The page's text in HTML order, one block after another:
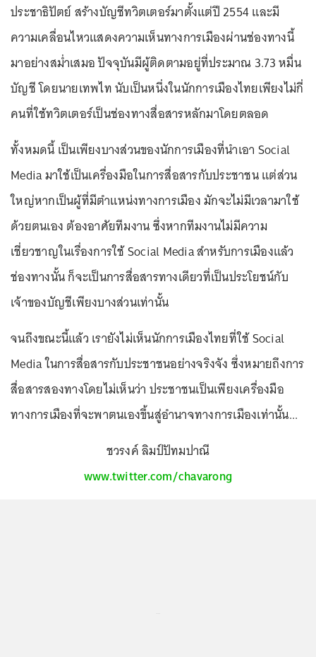
ประชาธิปัตย์ สร้างบัญชีทวิตเตอร์มาตั้งแต่ปี 2554 และมี
ความเคลื่อนไหวแสดงความเห็นทางการเมืองผ่านช่องทางนี้
มาอย่างสม่ำเสมอ ปัจจุบันมีผู้ติดตามอยู่ที่ประมาณ 3.73 หมื่น
บัญชี โดยนายเทพไท นับเป็นหนึ่งในนักการเมืองไทยเพียงไม่กี่
คนที่ใช้ทวิตเตอร์เป็นช่องทางสื่อสารหลักมาโดยตลอด
ทั้งหมดนี้ เป็นเพียงบางส่วนของนักการเมืองที่นำเอา Social
Media มาใช้เป็นเครื่องมือในการสื่อสารกับประชาชน แต่ส่วน
ใหญ่หากเป็นผู้ที่มีตำแหน่งทางการเมือง มักจะไม่มีเวลามาใช้
ด้วยตนเอง ต้องอาศัยทีมงาน ซึ่งหากทีมงานไม่มีความ
เชี่ยวชาญในเรื่องการใช้ Social Media สำหรับการเมืองแล้ว
ช่องทางนั้น ก็จะเป็นการสื่อสารทางเดียวที่เป็นประโยชน์กับ
เจ้าของบัญชีเพียงบางส่วนเท่านั้น
จนถึงขณะนี้แล้ว เรายังไม่เห็นนักการเมืองไทยที่ใช้ Social
Media ในการสื่อสารกับประชาชนอย่างจริงจัง ซึ่งหมายถึงการ
สื่อสารสองทางโดยไม่เห็นว่า ประชาชนเป็นเพียงเครื่องมือ
ทางการเมืองที่จะพาตนเองขึ้นสู่อำนาจทางการเมืองเท่านั้น...
ชวรงค์ ลิมป์ปัทมปาณี
www.twitter.com/chavarong